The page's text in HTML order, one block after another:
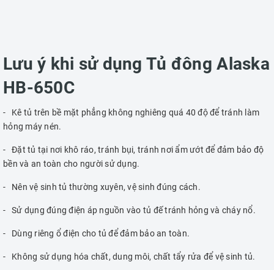
Lưu ý khi sử dụng Tủ đông Alaska
HB-650C
- Kê tủ trên bề mặt phẳng không nghiêng quá 40 độ để tránh làm
hỏng máy nén.
- Đặt tủ tại nơi khô ráo, tránh bụi, tránh nơi ẩm ướt để đảm bảo độ
bền và an toàn cho người sử dụng.
- Nên vệ sinh tủ thường xuyên, vệ sinh đúng cách.
- Sử dụng đúng điện áp nguồn vào tủ đế tránh hỏng và cháy nổ.
- Dùng riêng ổ điện cho tủ để đảm bảo an toàn.
- Không sử dụng hóa chất, dung môi, chất tẩy rửa để vệ sinh tủ.